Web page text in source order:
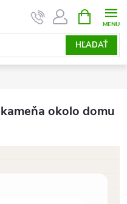
HĽADAŤ
KOŠÍK
okolo domu